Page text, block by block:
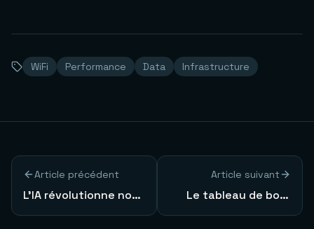
WiFi Performance Data Infrastructure
Article précédent
L'IA révolutionne nos
métiers : l'exemple
Article suivant
Le tableau de bord
que tout dirigeant